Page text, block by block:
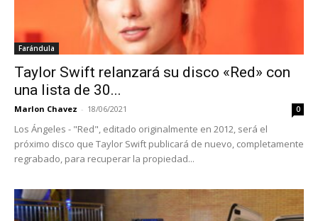
Farándula
Taylor Swift relanzará su disco «Red» con
una lista de 30...
Marlon Chavez - 18/06/2021 0
Los Ángeles - "Red", editado originalmente en 2012, será el
próximo disco que Taylor Swift publicará de nuevo, completamente
regrabado, para recuperar la propiedad...